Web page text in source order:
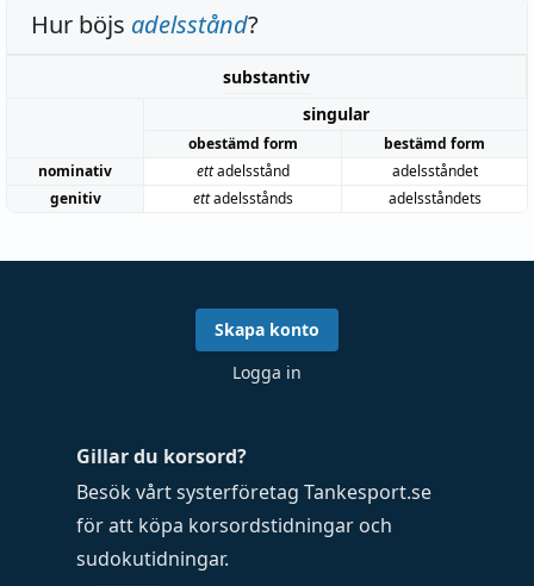
Hur böjs adelsstånd?
substantiv
singular
obestämd form
bestämd form
nominativ
ettadelsstånd
adelsståndet
genitiv
ettadelsstånds adelsståndets
Gillar du korsord?
Besök vårt systerföretag Tankesport.se
för att köpa korsordstidningar och
sudokutidningar.
Skapa konto
Logga in